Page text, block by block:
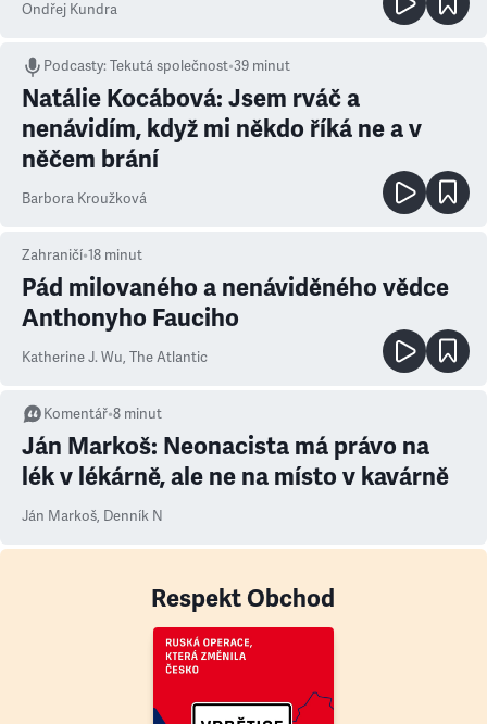
Ondřej Kundra
Podcasty:Tekutá společnost•39 minut
Natálie Kocábová: Jsem rváč a
nenávidím, když mi někdo říká ne a v
něčem brání
Barbora Kroužková
Zahraničí•18 minut
Pád milovaného a nenáviděného vědce
Anthonyho Fauciho
Katherine J. Wu, The Atlantic
Komentář•8 minut
Ján Markoš: Neonacista má právo na
lék v lékárně, ale ne na místo v kavárně
Ján Markoš, Denník N
Respekt Obchod